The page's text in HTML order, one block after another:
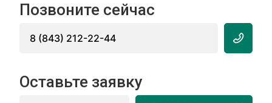
Позвоните сейчас
8 (843) 212-22-44
Оставьте заявку